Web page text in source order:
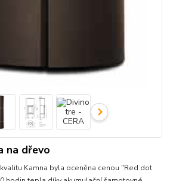
na dřevo
Kamna byla oceněna cenou "Red dot